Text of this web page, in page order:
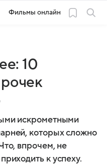
Фильмы онлайн
10
искрометными
которых сложно
впрочем, не
к успеху.